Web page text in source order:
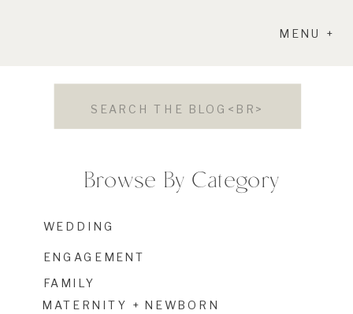
MENU +
Browse By Category
WEDDING
ENGAGEMENT
FAMILY
MATERNITY + NEWBORN
Search